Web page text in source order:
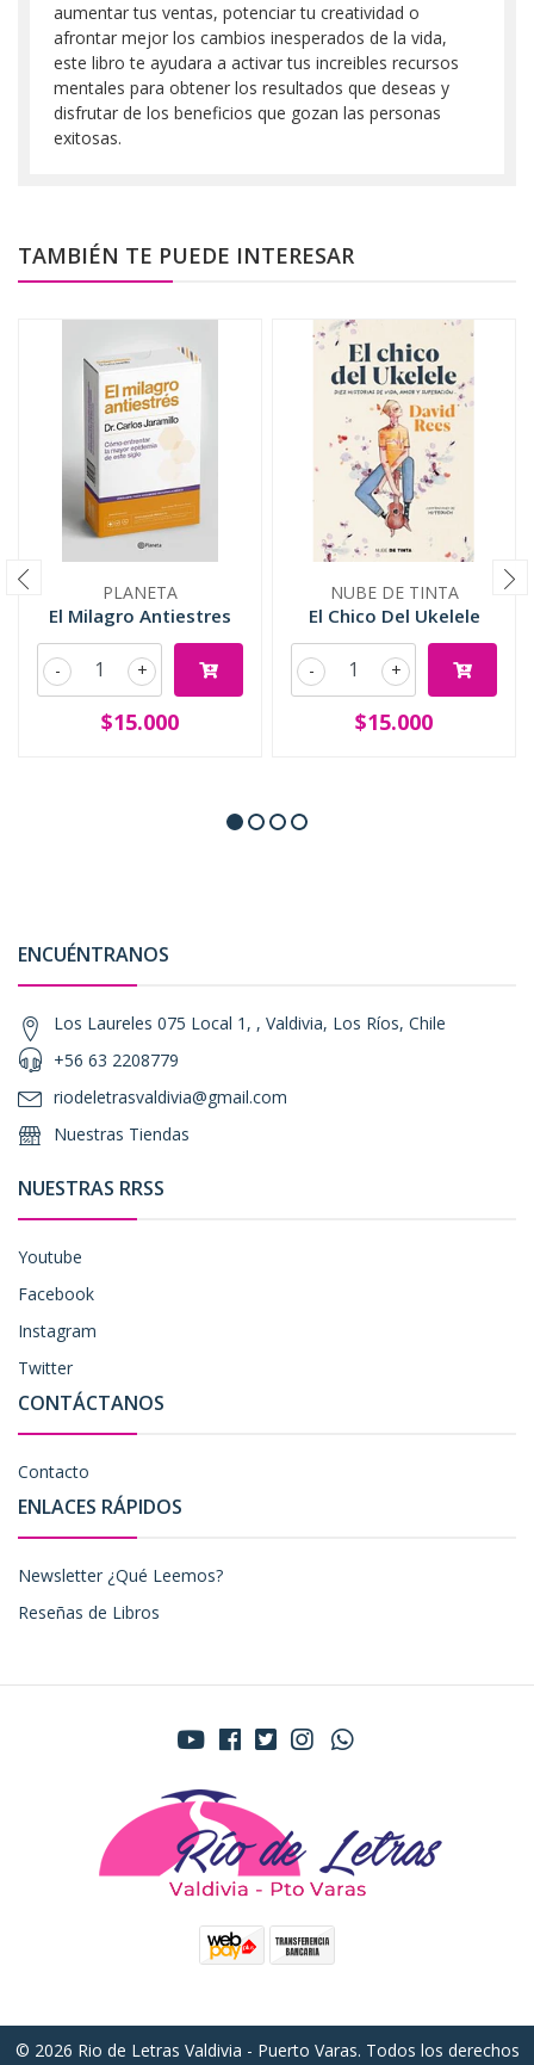
aumentar tus ventas, potenciar tu creatividad o
afrontar mejor los cambios inesperados de la vida,
este libro te ayudara a activar tus increibles recursos
mentales para obtener los resultados que deseas y
disfrutar de los beneficios que gozan las personas
exitosas.
TAMBIÉN TE PUEDE INTERESAR
PLANETA
El Milagro Antiestres
+
-
$15.000
NUBE DE TINTA
El Chico Del Ukelele
+
-
$15.000
ENCUÉNTRANOS
Los Laureles 075 Local 1, , Valdivia, Los Ríos, Chile
+56 63 2208779
riodeletrasvaldivia@gmail.com
Nuestras Tiendas
NUESTRAS RRSS
Youtube
Facebook
Instagram
Twitter
CONTÁCTANOS
Contacto
ENLACES RÁPIDOS
Newsletter ¿Qué Leemos?
Reseñas de Libros
© 2026 Rio de Letras Valdivia - Puerto Varas. Todos los derechos